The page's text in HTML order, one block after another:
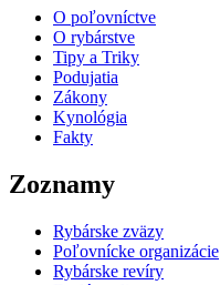
O poľovníctve
O rybárstve
Tipy a Triky
Podujatia
Zákony
Kynológia
Fakty
Zoznamy
Rybárske zväzy
Poľovnícke organizácie
Rybárske revíry